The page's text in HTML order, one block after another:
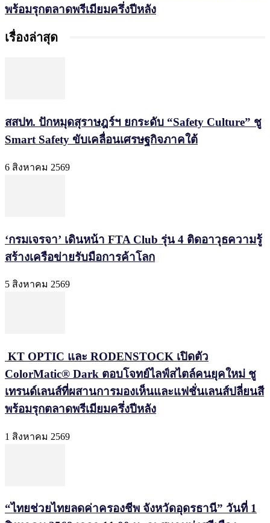
พร้อมรุกตลาดพรีเมียมครึ่งปีหลัง
เรื่องล่าสุด
สสปท. ปักหมุดสุราษฎร์ฯ ยกระดับ “Safety Culture” ชู
Smart Safety ขับเคลื่อนเศรษฐกิจภาคใต้
6 สิงหาคม 2569
‘กรมเจรจา’ เดินหน้า FTA Club รุ่น 4 ติดอาวุธความรู้
สร้างเครือข่ายรับมือการค้าโลก
5 สิงหาคม 2569
KT OPTIC และ RODENSTOCK เปิดตัว
ColorMatic® Dark ตอบโจทย์ไลฟ์สไตล์คนยุคใหม่ ชู
เทรนด์เลนส์ที่ผสานการมองเห็นและแฟชั่นเลนส์ปลี่ยนสี
พร้อมรุกตลาดพรีเมียมครึ่งปีหลัง
1 สิงหาคม 2569
“ไทยช่วยไทยลดค่าครองชีพ จังหวัดอุดรธานี” วันที่ 1